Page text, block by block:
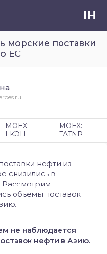
IH
морские поставки
ЕС
нефти из
снизились в
объемы поставок
не наблюдается
нефти в Азию.
MOEX:
LKOH
MOEX:
TATNP